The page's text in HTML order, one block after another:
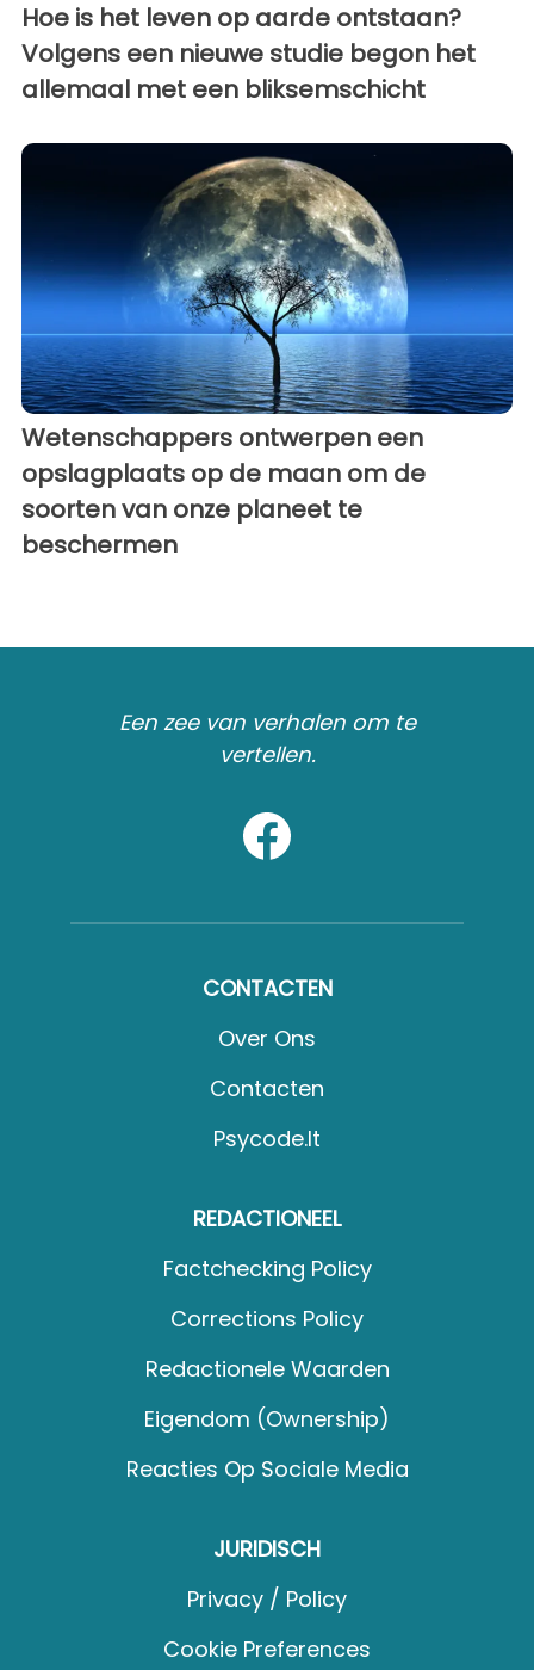
Hoe is het leven op aarde ontstaan?
Volgens een nieuwe studie begon het
allemaal met een bliksemschicht
Wetenschappers ontwerpen een
opslagplaats op de maan om de
soorten van onze planeet te
beschermen
Een zee van verhalen om te
vertellen.
CONTACTEN
Over Ons
Contacten
Psycode.it
REDACTIONEEL
Factchecking Policy
Corrections Policy
Redactionele Waarden
Eigendom (Ownership)
Reacties Op Sociale Media
JURIDISCH
Privacy / Policy
Cookie Preferences